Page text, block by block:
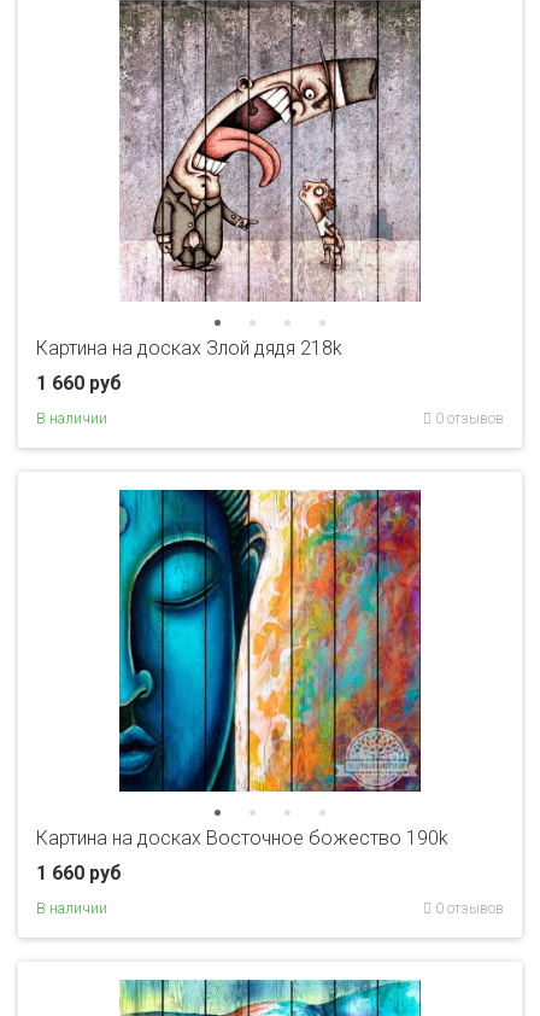
Картина на досках Злой дядя 218k
1 660 руб
В наличии 0 отзывов
Картина на досках Восточное божество 190k
1 660 руб
В наличии 0 отзывов